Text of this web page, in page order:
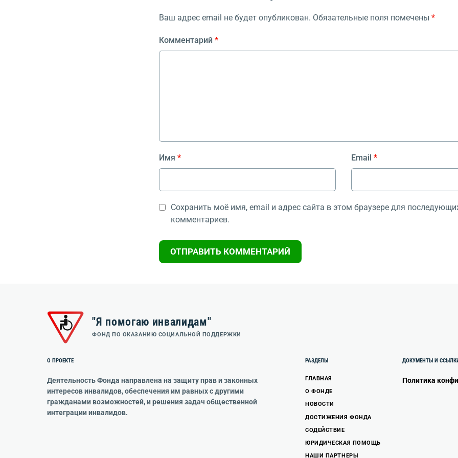
Ваш адрес email не будет опубликован. Обязательные поля помечены *
Комментарий *
Имя * Email *
Сохранить моё имя, email и адрес сайта в этом браузере для
комментариев.
"Я помогаю инвалидам"
ФОНД ПО ОКАЗАНИЮ СОЦИАЛЬНОЙ ПОДДЕРЖКИ
О ПРОЕКТЕ
Деятельность Фонда направлена на защиту прав и законных
интересов инвалидов, обеспечения им равных с другими
гражданами возможностей, и решения задач общественной
интеграции инвалидов.
РАЗДЕЛЫ
ГЛАВНАЯ
О ФОНДЕ
НОВОСТИ
ДОСТИЖЕНИЯ ФОНДА
СОДЕЙСТВИЕ
ЮРИДИЧЕСКАЯ ПОМОЩЬ
НАШИ ПАРТНЕРЫ
ДОКУМЕНТЫ И
Политика